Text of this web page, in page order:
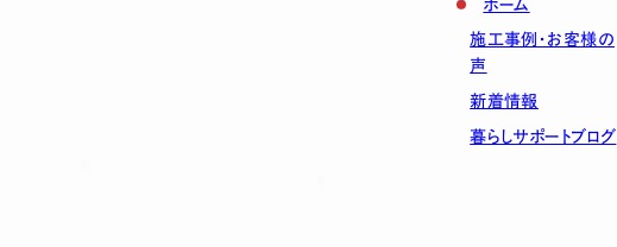
ホーム
施工事例・お客様の
声
新着情報
暮らしサポートブログ